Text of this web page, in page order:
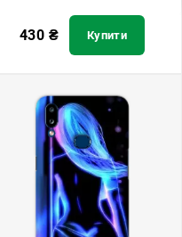
430 ₴ Купити